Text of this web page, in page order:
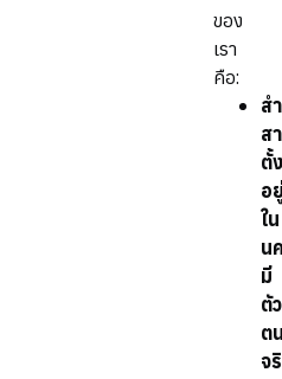
ของ
เรา
คือ:
ส
ส
ตั้
อ
ใน
น
มี
ตัว
ต
จ